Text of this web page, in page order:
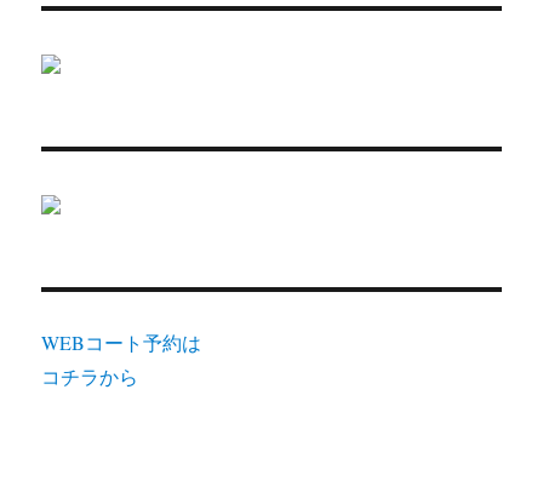
WEBコート予約は
コチラから